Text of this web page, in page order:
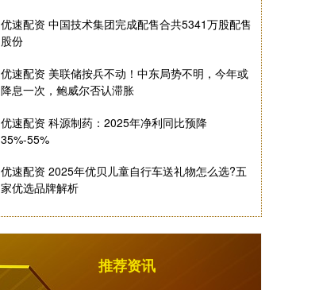
优速配资 中国技术集团完成配售合共5341万股配售
股份
优速配资 美联储按兵不动！中东局势不明，今年或
降息一次，鲍威尔否认滞胀
优速配资 科源制药：2025年净利同比预降
35%-55%
优速配资 2025年优贝儿童自行车送礼物怎么选?五
家优选品牌解析
推荐资讯